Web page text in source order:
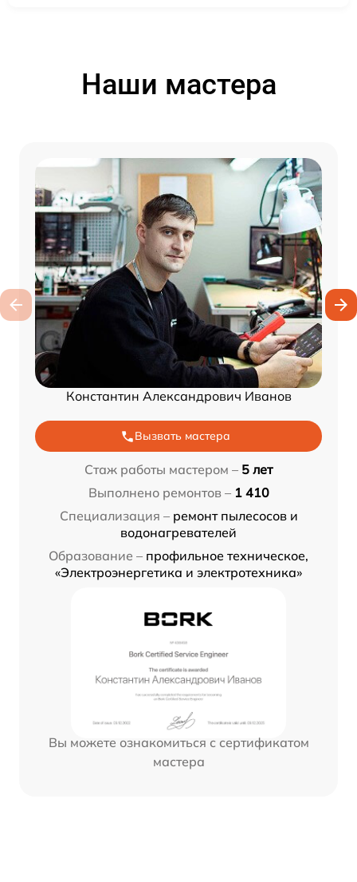
Наши мастера
Константин Александрович Иванов
Вызвать мастера
Стаж работы мастером – 5 лет
Выполнено ремонтов – 1 410
Специализация – ремонт пылесосов и
водонагревателей
Образование – профильное техническое,
«Электроэнергетика и электротехника»
Вы можете ознакомиться с сертификатом
мастера